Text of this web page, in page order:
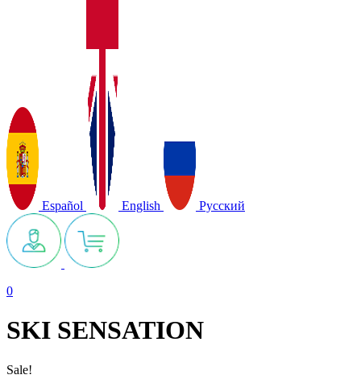
Español English Русский
0
SKI SENSATION
Sale!